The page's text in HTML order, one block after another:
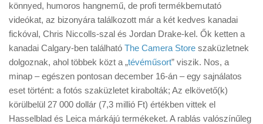
Tudástár
Tanácsok
Érdekességek
Helyszíni Riport
E-BB
könnyed, humoros hangnemű, de profi termékbemutató
videókat, az bizonyára találkozott már a két kedves kanadai
fickóval, Chris Niccolls-szal és Jordan Drake-kel. Ők ketten a
kanadai Calgary-ben található The Camera Store szaküzletnek
dolgoznak, ahol többek közt a „tévéműsort” viszik. Nos, a
minap – egészen pontosan december 16-án – egy sajnálatos
eset történt: a fotós szaküzletet kirabolták; Az elkövető(k)
körülbelül 27 000 dollár (7,3 millió Ft) értékben vittek el
Hasselblad és Leica márkájú termékeket. A rablás valószínűleg